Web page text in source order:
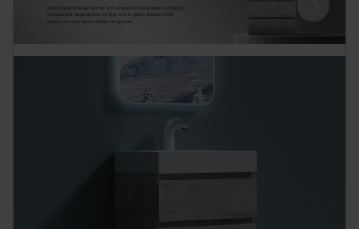
Jedes Badmöbelset wurde von unserem Designteam sorgfältig
aufeinander abgestimmt. Es fügt sich in jedes Badezimmer
optisch ein und ist ein echter Hingucker.